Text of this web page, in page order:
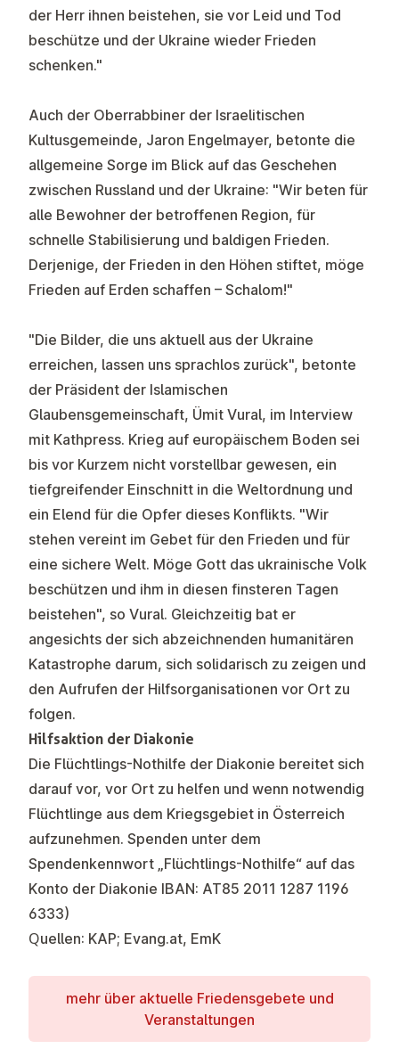
der Herr ihnen beistehen, sie vor Leid und Tod
beschütze und der Ukraine wieder Frieden
schenken."
Auch der Oberrabbiner der Israelitischen
Kultusgemeinde, Jaron Engelmayer, betonte die
allgemeine Sorge im Blick auf das Geschehen
zwischen Russland und der Ukraine: "Wir beten für
alle Bewohner der betroffenen Region, für
schnelle Stabilisierung und baldigen Frieden.
Derjenige, der Frieden in den Höhen stiftet, möge
Frieden auf Erden schaffen – Schalom!"
"Die Bilder, die uns aktuell aus der Ukraine
erreichen, lassen uns sprachlos zurück", betonte
der Präsident der Islamischen
Glaubensgemeinschaft, Ümit Vural, im Interview
mit Kathpress. Krieg auf europäischem Boden sei
bis vor Kurzem nicht vorstellbar gewesen, ein
tiefgreifender Einschnitt in die Weltordnung und
ein Elend für die Opfer dieses Konflikts. "Wir
stehen vereint im Gebet für den Frieden und für
eine sichere Welt. Möge Gott das ukrainische Volk
beschützen und ihm in diesen finsteren Tagen
beistehen", so Vural. Gleichzeitig bat er
angesichts der sich abzeichnenden humanitären
Katastrophe darum, sich solidarisch zu zeigen und
den Aufrufen der Hilfsorganisationen vor Ort zu
folgen.
Hilfsaktion der Diakonie
Die Flüchtlings-Nothilfe der Diakonie bereitet sich
darauf vor, vor Ort zu helfen und wenn notwendig
Flüchtlinge aus dem Kriegsgebiet in Österreich
aufzunehmen. Spenden unter dem
Spendenkennwort „Flüchtlings-Nothilfe“ auf das
Konto der Diakonie IBAN: AT85 2011 1287 1196
6333)
Quellen: KAP; Evang.at, EmK
mehr über aktuelle Friedens­ge­b­ete und
Ver­an­stal­tun­gen